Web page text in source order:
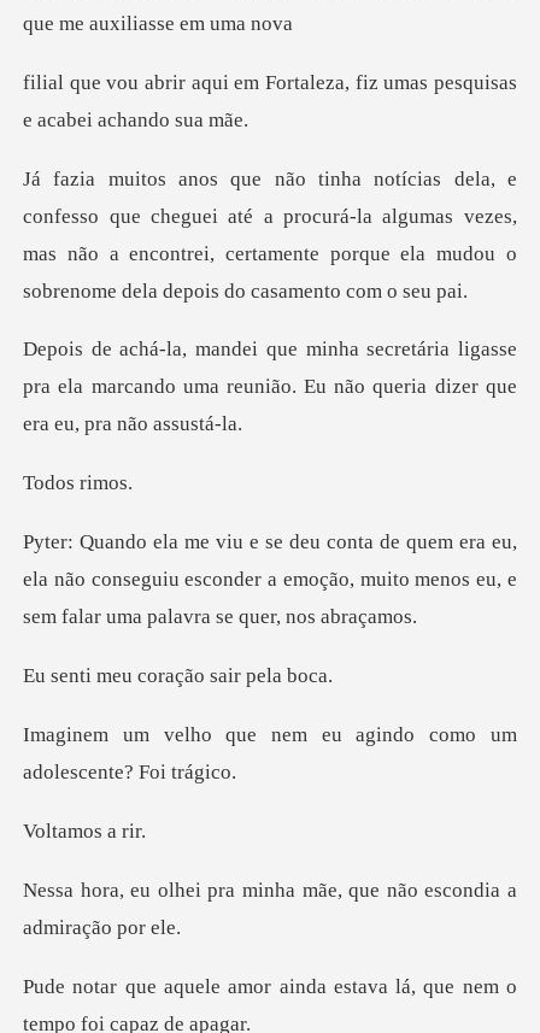
m Fortaleza, fiz umas pesqui
eguei até a procurá-la algumas vezes,
mas não a encontrei, certament
ia ligasse
pra ela marcando uma reunião. Eu n
os r
eu,
ela não conseguiu esconder a emoção, muito meno
u coração sa
nem eu agindo como um
a
amos
a minha mãe, que não esc
ainda estava lá, que nem o